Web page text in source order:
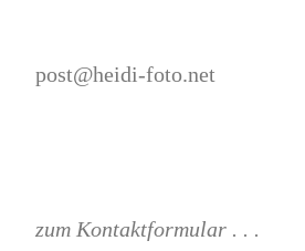
post@heidi-foto.net
zum Kontaktformular . . .